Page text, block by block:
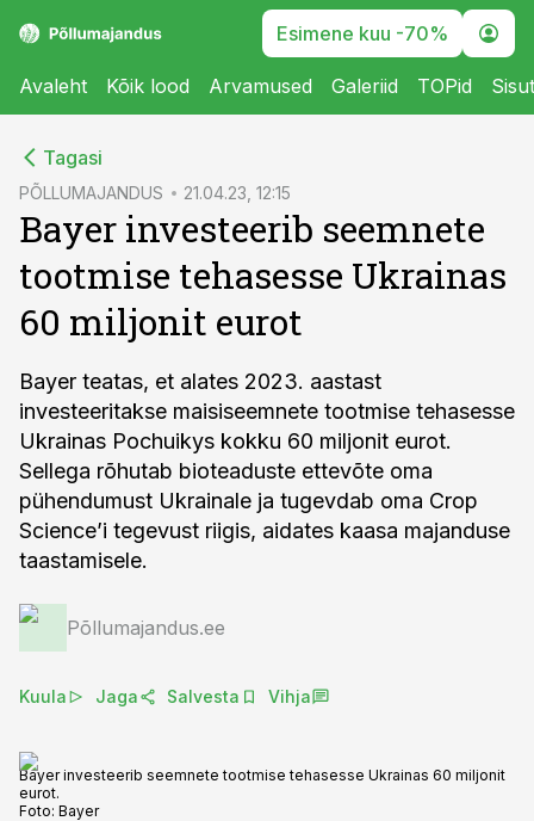
Esimene kuu -70%
Avaleht Kõik lood Arvamused Galeriid TOPid
Tagasi
PÕLLUMAJANDUS 21.04.23, 12:15
Bayer investeerib seemnete
tootmise tehasesse Ukrainas
60 miljonit eurot
Bayer teatas, et alates 2023. aastast
investeeritakse maisiseemnete tootmise tehasesse
Ukrainas Pochuikys kokku 60 miljonit eurot.
Sellega rõhutab bioteaduste ettevõte oma
pühendumust Ukrainale ja tugevdab oma Crop
Science’i tegevust riigis, aidates kaasa majanduse
taastamisele.
Põllumajandus.ee
Kuula Jaga Salvesta Vihja
Bayer investeerib seemnete tootmise tehasesse Ukrainas 60 miljonit
eurot.
Foto: Bayer